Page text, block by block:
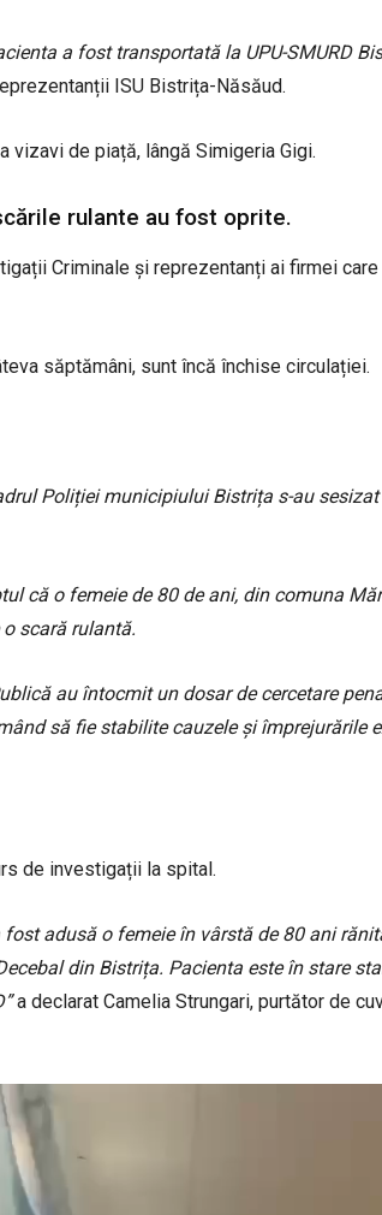
a fost transportată la UPU-SMURD
ISU Bistrița-Năsăud.
vizavi de piață, lângă Simigeria Gigi.
rulante au fost oprite.
Criminale și reprezentanți ai firmei
săptămâni, sunt încă închise circulației.
Poliției municipiului Bistrița s-au
că o femeie de 80 de ani, din comuna
scară rulantă.
au întocmit un dosar de cercetare
să fie stabilite cauzele și împrejurările
de investigații la spital.
adusă o femeie în vârstă de 80 ani
din Bistrița. Pacienta este în stare
a declarat Camelia Strungari, purtător de